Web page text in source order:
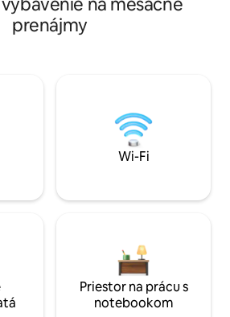
prenájmy
Wi-Fi
Priestor na prácu s
notebookom